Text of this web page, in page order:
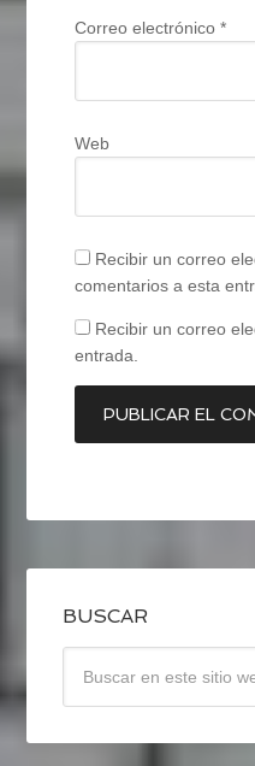
Correo electrónico*
Web
Recibir un correo
comentarios a esta
Recibir un correo
entrada.
BUSCAR